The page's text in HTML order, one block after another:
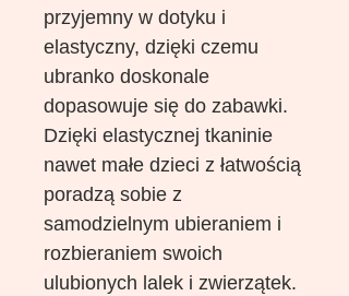
przyjemny w dotyku i
elastyczny, dzięki czemu
ubranko doskonale
dopasowuje się do zabawki.
Dzięki elastycznej tkaninie
nawet małe dzieci z łatwością
poradzą sobie z
samodzielnym ubieraniem i
rozbieraniem swoich
ulubionych lalek i zwierzątek.